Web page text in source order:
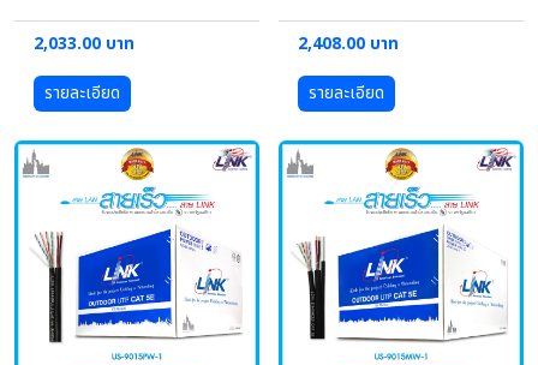
2,033.00 บาท
รายละเอียด
2,408.00 บาท
รายละเอียด